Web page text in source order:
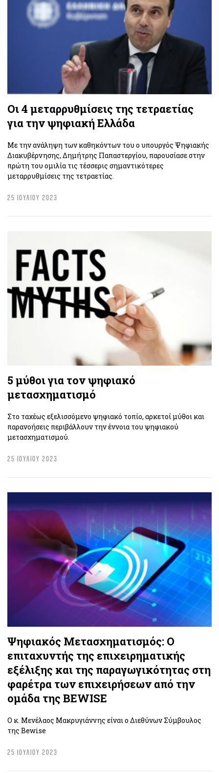
Οι 4 μεταρρυθμίσεις της τετραετίας
για την ψηφιακή Ελλάδα
Με την ανάληψη των καθηκόντων του ο υπουργός Ψηφιακής
Διακυβέρνησης, Δημήτρης Παπαστεργίου, παρουσίασε στην
πρώτη του ομιλία τις τέσσερις σημαντικότερες
μεταρρυθμίσεις της τετραετίας.
25 ΙΟΥΛΙΟΥ 2023
5 μύθοι για τον ψηφιακό
μετασχηματισμό
Στο ταχέως εξελισσόμενο ψηφιακό τοπίο, αρκετοί μύθοι και
παρανοήσεις περιβάλλουν την έννοια του ψηφιακού
μετασχηματισμού.
25 ΙΟΥΛΙΟΥ 2023
Ψηφιακός Μετασχηματισμός: Ο
επιταχυντής της επιχειρηματικής
εξέλιξης και της παραγωγικότητας στη
φαρέτρα των επιχειρήσεων από την
ομάδα της BEWISE
Ο κ. Μενέλαος Μακρυγιάννης είναι ο Διεθύνων Σύμβουλος
της Bewise
25 ΙΟΥΛΙΟΥ 2023